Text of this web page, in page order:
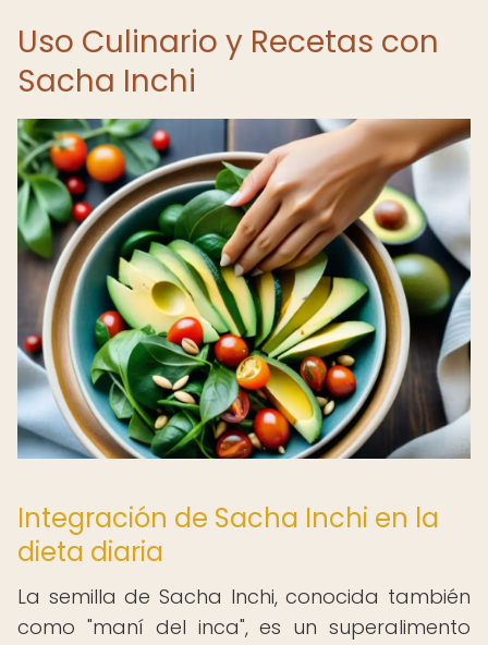
Uso Culinario y Recetas con
Sacha Inchi
Integración de Sacha Inchi en la
dieta diaria
La semilla de Sacha Inchi, conocida también
como "maní del inca", es un superalimento